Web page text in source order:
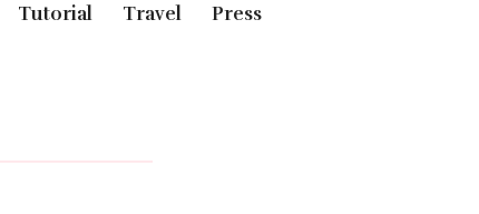
Tutorial Travel Press